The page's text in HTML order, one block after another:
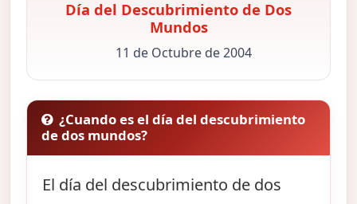
Día del Descubrimiento de Dos
Mundos
11 de Octubre de 2004
¿Cuando es el día del descubrimiento
de dos mundos?
El día del descubrimiento de dos